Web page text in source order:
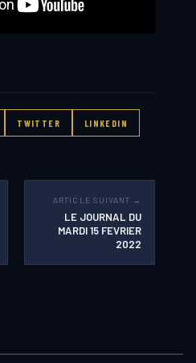
TWITTER LINKEDIN
ARTICLE SUIVANT →
LE JOURNAL DU
MARDI 15 FEVRIER
2022